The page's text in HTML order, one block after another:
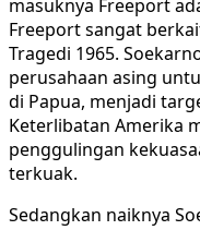
masuknya Freeport
Freeport sangat
Tragedi 1965.
perusahaan asing
di Papua, menjadi
Keterlibatan Amerika
penggulingan
terkuak.
Sedangkan naiknya